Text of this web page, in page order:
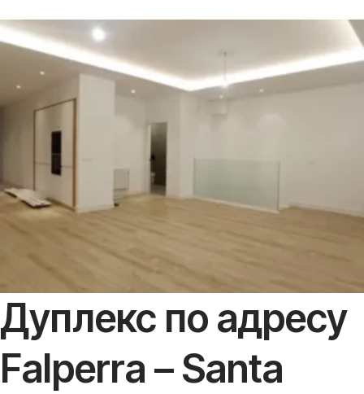
Дуплекс по адресу
Falperra – Santa